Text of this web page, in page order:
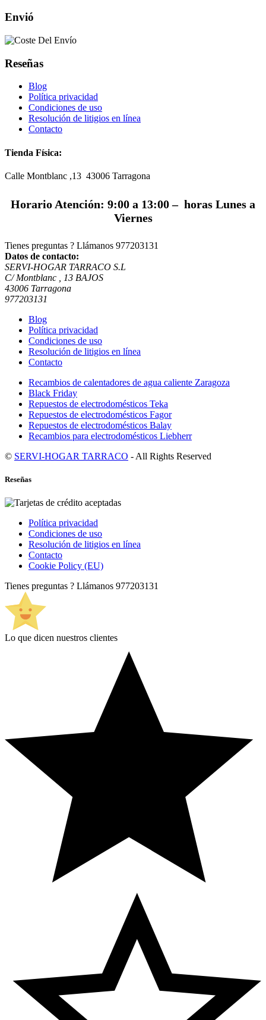
Envió
Reseñas
Blog
Política privacidad
Condiciones de uso
Resolución de litigios en línea
Contacto
Tienda Física:
Calle Montblanc ,13 43006 Tarragona
Horario Atención: 9:00 a 13:00 – horas Lunes a
Viernes
Tienes preguntas ? Llámanos 977203131
Datos de contacto:
SERVI-HOGAR TARRACO S.L
C/ Montblanc , 13 BAJOS
43006 Tarragona
977203131
Blog
Política privacidad
Condiciones de uso
Resolución de litigios en línea
Contacto
Recambios de calentadores de agua caliente Zaragoza
Black Friday
Repuestos de electrodomésticos Teka
Repuestos de electrodomésticos Fagor
Repuestos de electrodomésticos Balay
Recambios para electrodomésticos Liebherr
© SERVI-HOGAR TARRACO - All Rights Reserved
Reseñas
Política privacidad
Condiciones de uso
Resolución de litigios en línea
Contacto
Cookie Policy (EU)
Tienes preguntas ? Llámanos 977203131
Lo que dicen nuestros clientes